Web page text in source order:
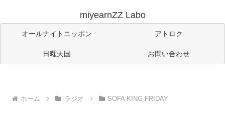
miyearnZZ Labo
オールナイトニッポン アトロク
日曜天国 お問い合わせ
ホーム ラジオ SOFA KING FRIDAY